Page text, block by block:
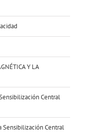
Y LA
Central
Sensibilización Central